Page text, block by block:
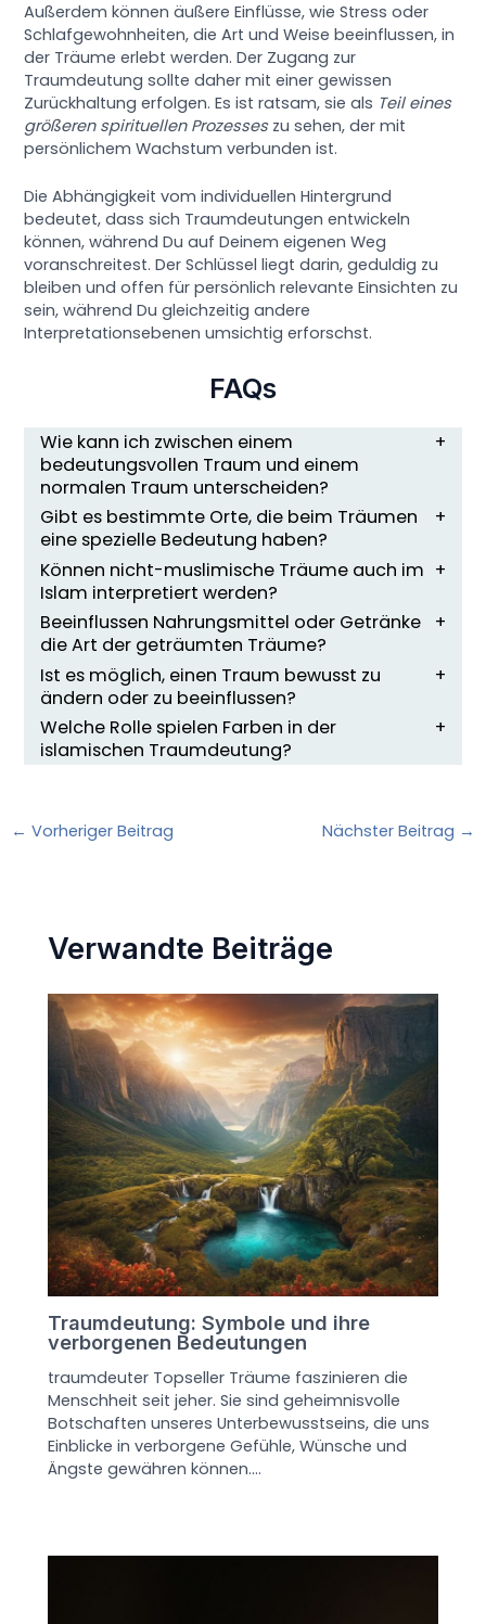
Außerdem können äußere Einflüsse, wie Stress oder
Schlafgewohnheiten, die Art und Weise beeinflussen, in
der Träume erlebt werden. Der Zugang zur
Traumdeutung sollte daher mit einer gewissen
Zurückhaltung erfolgen. Es ist ratsam, sie als Teil eines
größeren spirituellen Prozesseszu sehen, der mit
persönlichem Wachstum verbunden ist.
Die Abhängigkeit vom individuellen Hintergrund
bedeutet, dass sich Traumdeutungen entwickeln
können, während Du auf Deinem eigenen Weg
voranschreitest. Der Schlüssel liegt darin, geduldig zu
bleiben und offen für persönlich relevante Einsichten zu
sein, während Du gleichzeitig andere
Interpretationsebenen umsichtig erforschst.
FAQs
Wie kann ich zwischen einem
bedeutungsvollen Traum und einem
normalen Traum unterscheiden?
Gibt es bestimmte Orte, die beim Träumen
eine spezielle Bedeutung haben?
Können nicht-muslimische Träume auch im
Islam interpretiert werden?
Beeinflussen Nahrungsmittel oder Getränke
die Art der geträumten Träume?
Ist es möglich, einen Traum bewusst zu
ändern oder zu beeinflussen?
Welche Rolle spielen Farben in der
islamischen Traumdeutung?
← Vorheriger Beitrag Nächster Beitrag →
Verwandte Beiträge
Traumdeutung: Symbole und ihre
verborgenen Bedeutungen
traumdeuter Topseller Träume faszinieren die
Menschheit seit jeher. Sie sind geheimnisvolle
Botschaften unseres Unterbewusstseins, die uns
Einblicke in verborgene Gefühle, Wünsche und
Ängste gewähren können.…